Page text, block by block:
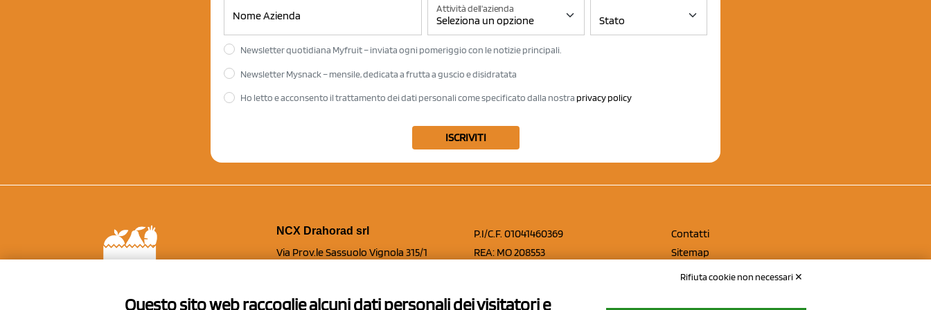
Attività dell'azienda
Newsletter quotidiana Myfruit – inviata ogni pomeriggio con le notizie principali.
Newsletter Mysnack – mensile, dedicata a frutta a guscio e disidratata
Ho letto e acconsento il trattamento dei dati personali come specificato dalla nostra privacy policy
ISCRIVITI
NCX Drahorad srl
Via Prov.le Sassuolo Vignola 315/1
P.I/C.F. 01041460369
REA: MO 208553
Contatti
Sitemap
Privacy Policy
Rifiuta cookie non necessari ✕
Questo sito web raccoglie alcuni dati personali dei visitatori e